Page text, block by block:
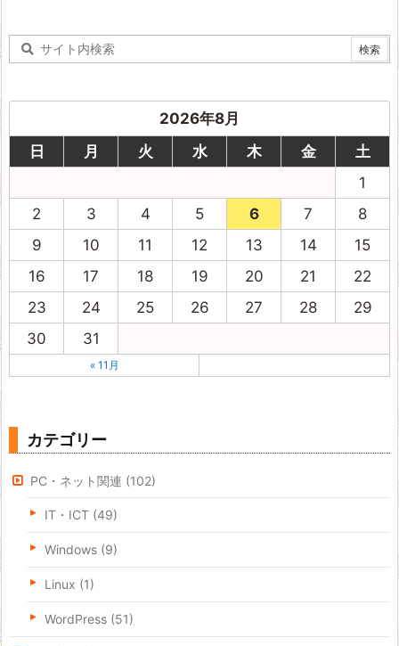
2026年8月
日
月 火 水 木 金
土
1
2
3 4 5 6 7
8
9
10 11 12 13 14
15
16
17 18 19 20 21
22
23
24 25 26 27 28
29
30
31
« 11月
カテゴリー
PC・ネット関連 (102)
IT・ICT (49)
Windows (9)
Linux (1)
WordPress (51)